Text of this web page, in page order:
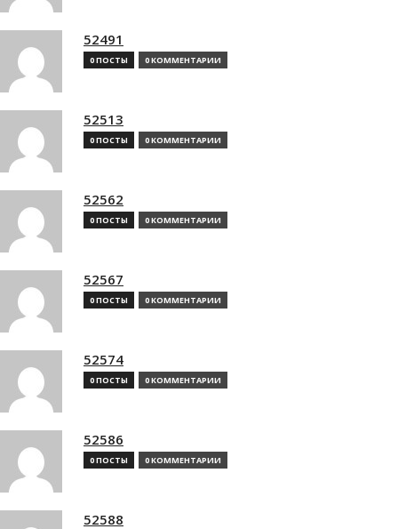
52491
0 ПОСТЫ 0 КОММЕНТАРИИ
52513
0 ПОСТЫ 0 КОММЕНТАРИИ
52562
0 ПОСТЫ 0 КОММЕНТАРИИ
52567
0 ПОСТЫ 0 КОММЕНТАРИИ
52574
0 ПОСТЫ 0 КОММЕНТАРИИ
52586
0 ПОСТЫ 0 КОММЕНТАРИИ
52588